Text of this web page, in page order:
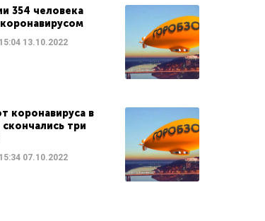
354 человека
15:0413.10.2022
коронавируса в
три
15:3407.10.2022